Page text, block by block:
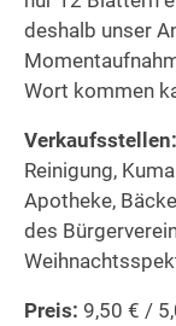
deshalb unser
Wort kommen
Verkaufsstellen:
Reinigung,
Apotheke,
des
Preis: 9,50 € /